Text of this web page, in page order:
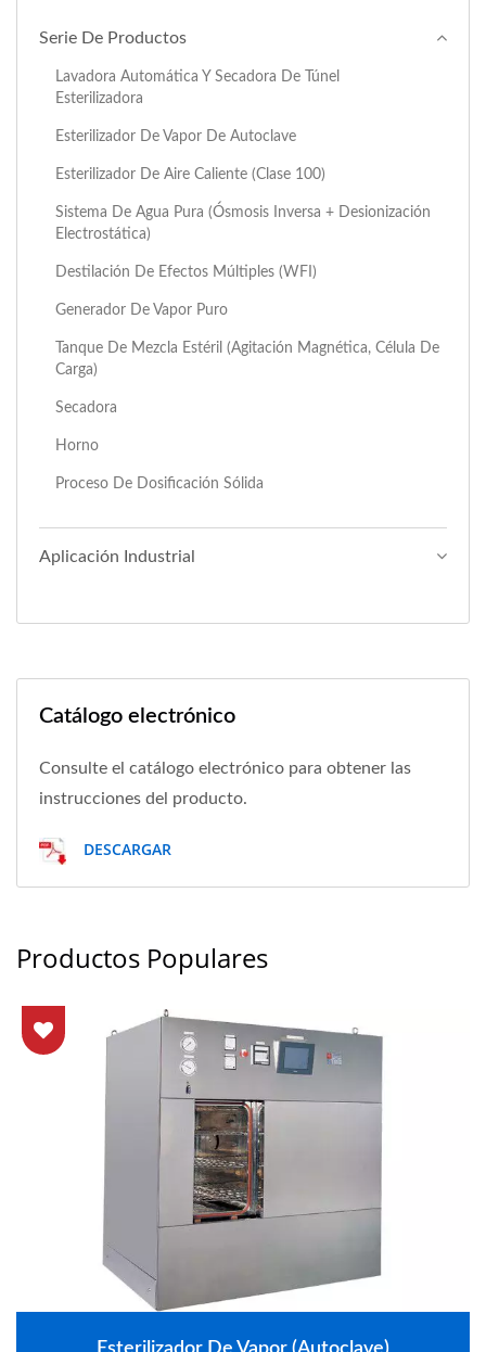
Serie De Productos
Lavadora Automática Y Secadora De Túnel
Esterilizadora
Esterilizador De Vapor De Autoclave
Esterilizador De Aire Caliente (Clase 100)
Sistema De Agua Pura (ósmosis Inversa + Desionización
Electrostática)
Destilación De Efectos Múltiples (WFI)
Generador De Vapor Puro
Tanque De Mezcla Estéril (agitación Magnética, Célula De
Carga)
Secadora
Horno
Proceso De Dosificación Sólida
Aplicación Industrial
Catálogo electrónico
Consulte el catálogo electrónico para obtener las
instrucciones del producto.
DESCARGAR
Productos Populares